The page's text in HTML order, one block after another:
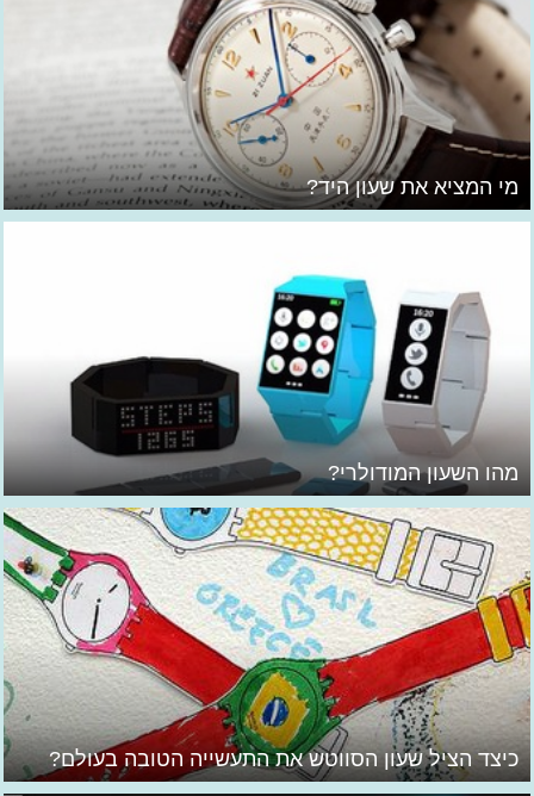
מי המציא את שעון היד?
מהו השעון המודולרי?
כיצד הציל שעון הסווטש את התעשייה הטובה בעולם?